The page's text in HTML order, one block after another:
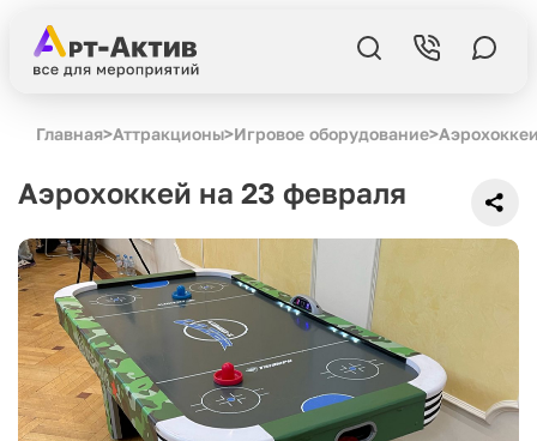
Главная>Аттракционы>Игровое оборудование>
Аэрохоккей на 23 февраля